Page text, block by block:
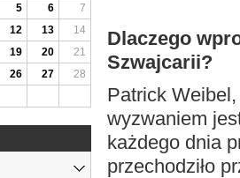
Dlaczego
Szwajcarii?
Patrick
wyzwaniem
każdego dnia
przechodziło
5 6
7
12 13
14
19 20
21
26 27
28